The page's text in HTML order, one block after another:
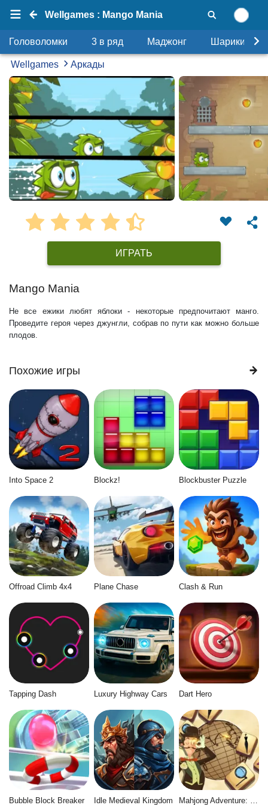
Wellgames : Mango Mania
Головоломки 3 в ряд Маджонг Шарики
Wellgames Аркады
ИГРАТЬ
Mango Mania
Не все ежики любят яблоки - некоторые предпочитают манго.
Проведите героя через джунгли, собрав по пути как можно больше
плодов.
Похожие игры
Into Space 2 Blockz! Blockbuster Puzzle
Offroad Climb 4x4 Plane Chase Clash & Run
Tapping Dash Luxury Highway Cars Dart Hero
Bubble Block Breaker Idle Medieval Kingdom